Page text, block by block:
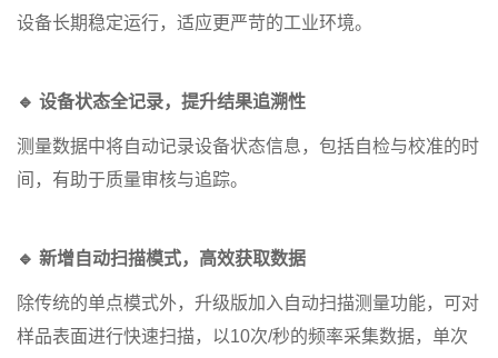
设备长期稳定运行，适应更严苛的工业环境。
🔹 设备状态全记录，提升结果追溯性
测量数据中将自动记录设备状态信息，包括自检与校准的时
间，有助于质量审核与追踪。
🔹 新增自动扫描模式，高效获取数据
除传统的单点模式外，升级版加入自动扫描测量功能，可对
样品表面进行快速扫描，以10次/秒的频率采集数据，单次